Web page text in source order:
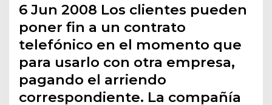
6 Jun 2008 Los clientes pueden
poner fin a un contrato
telefónico en el momento que
para usarlo con otra empresa,
pagando el arriendo
correspondiente. La compañía